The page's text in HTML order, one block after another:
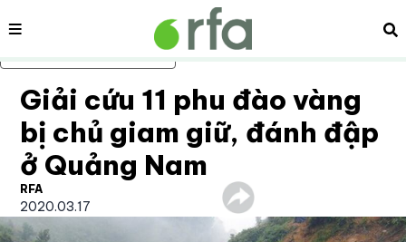
Bỏ qua nội dung chính
Nội dung
Giải cứu 11 phu đào vàng
bị chủ giam giữ, đánh đập
ở Quảng Nam
RFA
2020.03.17